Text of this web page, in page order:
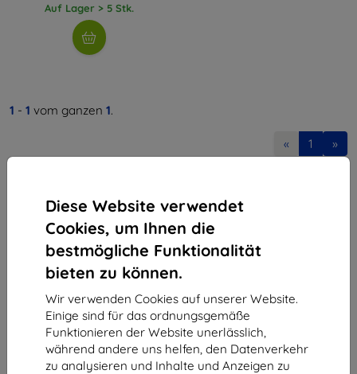
Diese Website verwendet
Cookies, um Ihnen die
bestmögliche Funktionalität
bieten zu können.
Wir verwenden Cookies auf unserer Website.
Einige sind für das ordnungsgemäße
Funktionieren der Website unerlässlich,
während andere uns helfen, den Datenverkehr
zu analysieren und Inhalte und Anzeigen zu
Auf Lager > 5 Stk.
1 - 1 vom ganzen 1.
« 1 »
Shield-Sk s.r.o.
Ulica Rudolfa Mocka 3750/2A
841 04 Bratislava
Unternehmens-ID:46701494
USt-IdNr.:SK2023549671